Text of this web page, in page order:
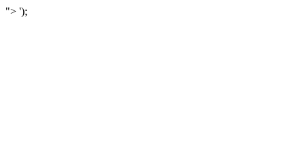
">');